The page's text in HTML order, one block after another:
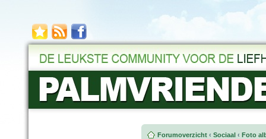
Forumoverzicht ‹ Sociaal ‹ Foto